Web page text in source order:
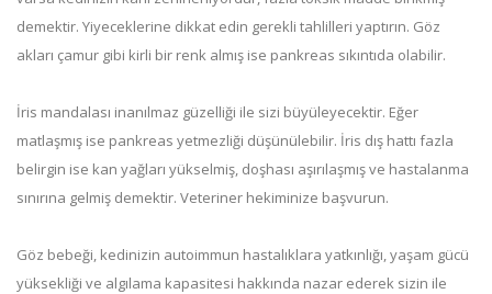
demektir. Yiyeceklerine dikkat edin gerekli tahlilleri yaptırın. Göz
akları çamur gibi kirli bir renk almış ise pankreas sıkıntıda olabilir.
İris mandalası inanılmaz güzelliği ile sizi büyüleyecektir. Eğer
matlaşmış ise pankreas yetmezliği düşünülebilir. İris dış hattı fazla
belirgin ise kan yağları yükselmiş, doşhası aşırılaşmış ve hastalanma
sınırına gelmiş demektir. Veteriner hekiminize başvurun.
Göz bebeği, kedinizin autoimmun hastalıklara yatkınlığı, yaşam gücü
yüksekliği ve algılama kapasitesi hakkında nazar ederek sizin ile